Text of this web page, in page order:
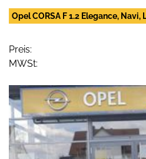
Opel CORSA F 1.2 Elegance, Navi,
Preis:
MWSt: